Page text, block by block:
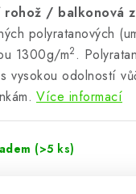
rohož / balkonová
polyratanových
1300g/m2 .
vysokou odolností
Více informací
(>5 ks)